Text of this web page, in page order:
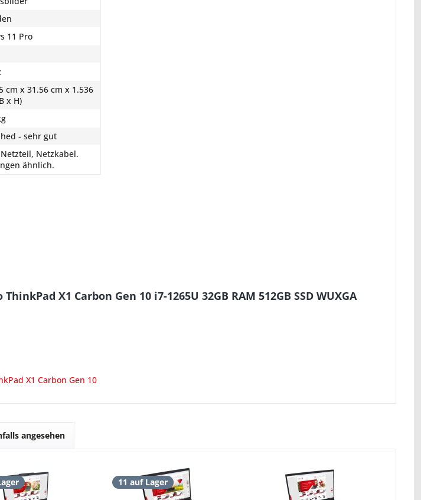
11 Pro
cm x 31.56 cm x 1.536
x H)
- sehr gut
Netzkabel.
ähnlich.
X1 Carbon Gen 10 i7-1265U 32GB RAM 512GB SSD WUXGA
X1 Carbon Gen 10
angesehen
11 auf Lager